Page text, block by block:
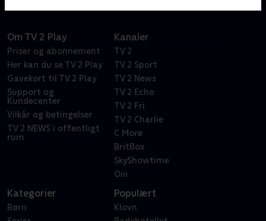
Om TV 2 Play
Priser og abonnement
Her kan du se TV 2 Play
Gavekort til TV 2 Play
Support og
Kundecenter
Vilkår og betingelser
TV 2 NEWS i offentligt
rum
Kanaler
TV 2
TV 2 Sport
TV 2 News
TV 2 Echo
TV 2 Fri
TV 2 Charlie
C More
BritBox
SkyShowtime
Oiii
Kategorier
Børn
Populært
Klovn